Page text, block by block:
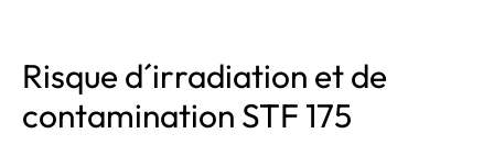
Risque d´irradiation et de
contamination STF 175